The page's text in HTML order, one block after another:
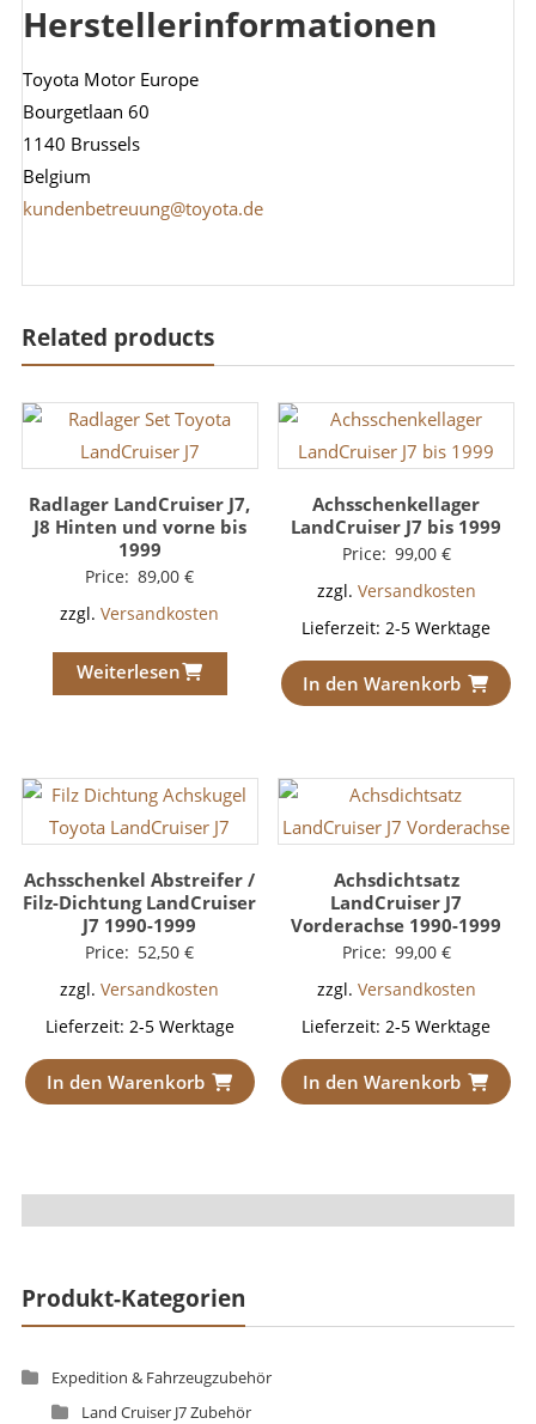
Herstellerinformationen
Toyota Motor Europe
Bourgetlaan 60
1140 Brussels
Belgium
kundenbetreuung@toyota.de
Related products
Radlager LandCruiser J7,
J8 Hinten und vorne bis
1999
Price: 89,00€
zzgl.Versandkosten
Weiterlesen
Achsschenkellager
LandCruiser J7 bis 1999
Price: 99,00 €
zzgl. Versandkosten
Lieferzeit:2-5 Werktage
In den Warenkorb
Achsschenkel Abstreifer /
Filz-Dichtung LandCruiser
J7 1990-1999
Price: 52,50€
zzgl.Versandkosten
Lieferzeit: 2-5 Werktage
In den Warenkorb
Achsdichtsatz
LandCruiser J7
Vorderachse 1990-1999
Price: 99,00 €
zzgl. Versandkosten
Lieferzeit:2-5 Werktage
In den Warenkorb
Produkt-Kategorien
Expedition & Fahrzeugzubehör
Land Cruiser J7 Zubehör